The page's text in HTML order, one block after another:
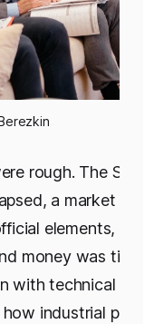
rough. The
a market
elements, was
money was tight
with technical
industrial plants